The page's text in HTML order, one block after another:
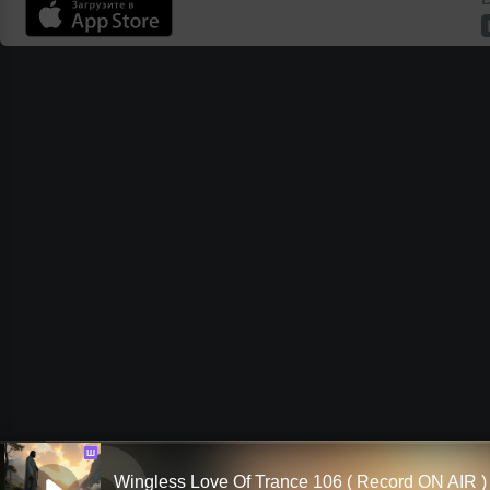
Ш
Wingless Love Of Trance 106 ( Record ON AIR )